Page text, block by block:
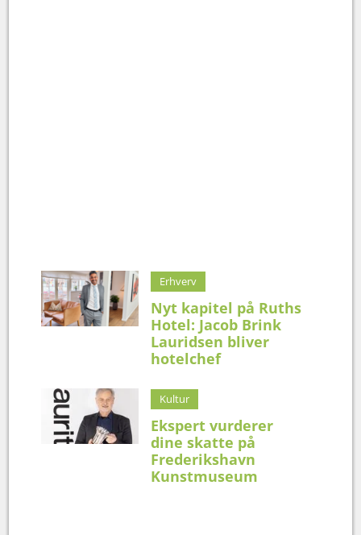
Erhverv
Nyt kapitel på Ruths
Hotel: Jacob Brink
Lauridsen bliver
hotelchef
Kultur
Ekspert vurderer
dine skatte på
Frederikshavn
Kunstmuseum